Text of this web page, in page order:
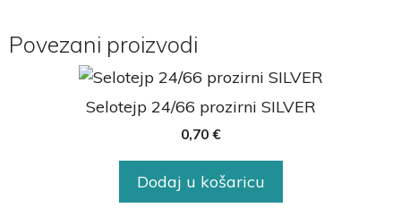
Povezani proizvodi
Selotejp 24/66 prozirni SILVER
0,70 €
Dodaj u košaricu